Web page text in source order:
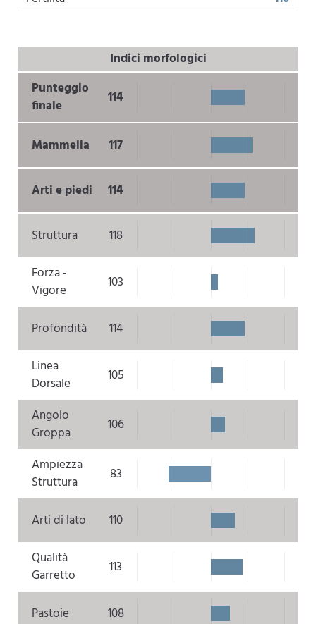
Indici morfologici
Punteggio
finale
114
Mammella 117
Arti e piedi 114
Struttura
118
Forza -
Vigore
103
Profondità
114
Linea
Dorsale
105
Angolo
Groppa
106
Ampiezza
Struttura
83
Arti di lato
110
Qualità
Garretto
113
Pastoie
108